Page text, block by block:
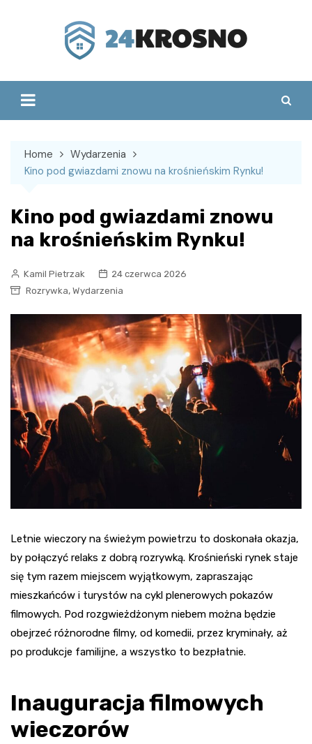
Home
Wydarzenia
Kino pod gwiazdami znowu na krośnieńskim Rynku!
Kino pod gwiazdami znowu
na krośnieńskim Rynku!
Kamil Pietrzak
24 czerwca 2026
Rozrywka, Wydarzenia
Letnie wieczory na świeżym powietrzu to doskonała okazja,
by połączyć relaks z dobrą rozrywką. Krośnieński rynek staje
się tym razem miejscem wyjątkowym, zapraszając
mieszkańców i turystów na cykl plenerowych pokazów
filmowych. Pod rozgwieżdżonym niebem można będzie
obejrzeć różnorodne filmy, od komedii, przez kryminały, aż
po produkcje familijne, a wszystko to bezpłatnie.
Inauguracja filmowych
wieczorów